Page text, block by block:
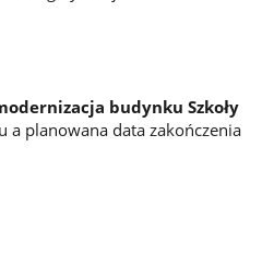
budynku Szkoły
planowana data zakończenia